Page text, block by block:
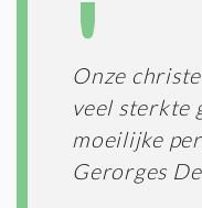
Onze
veel sterkte
moeilijke
Gerorges